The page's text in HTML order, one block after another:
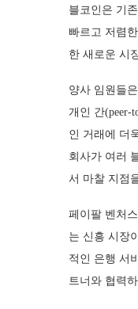
블코인은 기
빠르고 저렴
한 새로운 시
양사 임원들
개인 간(peer-
인 거래에 더
회사가 여러
서 마찰 지점
페이팔 벤처
는 신흥 시장
적인 은행 서
트너와 협력